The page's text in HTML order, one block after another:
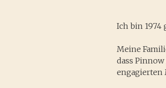
Ich bin 1974
Meine
dass
engagierten